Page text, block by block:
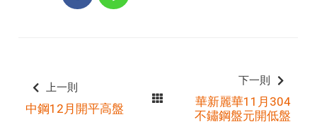
上一則
中鋼12月開平高盤
下一則
華新麗華11月304
不鏽鋼盤元開低盤